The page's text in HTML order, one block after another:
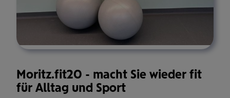
Moritz.fit20 - macht Sie wieder fit
für Alltag und Sport